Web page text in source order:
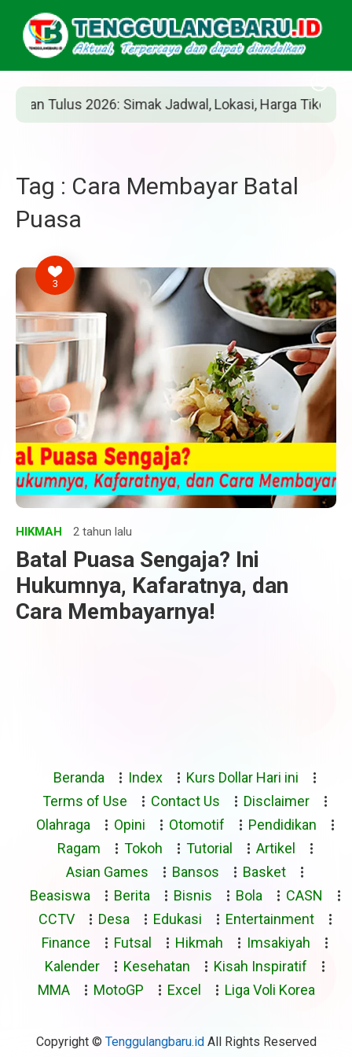
Tulus 2026: Simak Jadwal, Lokasi, Harga Tiket, dan
Tag : Cara Membayar Batal
Puasa
3
HIKMAH 2 tahun lalu
Batal Puasa Sengaja? Ini
Hukumnya, Kafaratnya, dan
Cara Membayarnya!
Beranda Index
Kurs Dollar Hari ini
Terms of Use
Contact Us
Disclaimer
Olahraga
Opini Otomotif
Pendidikan
Ragam
Tokoh Tutorial
Artikel
Asian Games
Bansos
Basket
Beasiswa
Berita Bisnis Bola
CASN
CCTV
Desa Edukasi
Entertainment
Finance
Futsal Hikmah
Imsakiyah
Kalender
Kesehatan
Kisah Inspiratif
MMA
MotoGP Excel Liga Voli Korea
Copyright © Tenggulangbaru.idAll Rights Reserved